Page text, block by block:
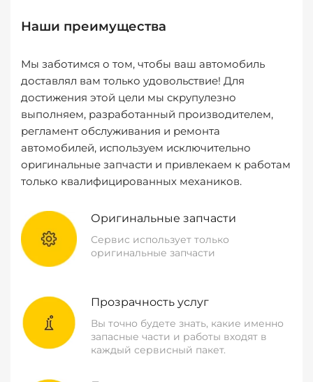
Наши преимущества
Мы заботимся о том, чтобы ваш автомобиль
доставлял вам только удовольствие! Для
достижения этой цели мы скрупулезно
выполняем, разработанный производителем,
регламент обслуживания и ремонта
автомобилей, используем исключительно
оригинальные запчасти и привлекаем к работам
только квалифицированных механиков.
Оригинальные запчасти
Сервис использует только
оригинальные запчасти
Прозрачность услуг
Вы точно будете знать, какие именно
запасные части и работы входят в
каждый сервисный пакет.